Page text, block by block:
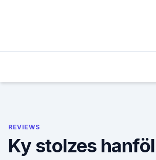
REVIEWS
Ky stolzes hanföl